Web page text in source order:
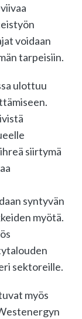
voidaan
tarpeisiin.
ulottuu
siirtymä
syntyvän
myötä.
sektoreille.
myös